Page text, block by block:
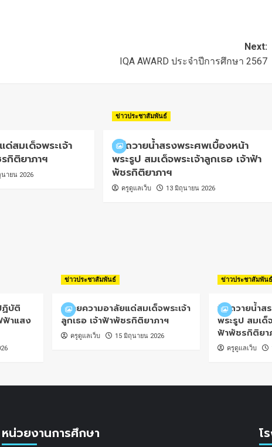
Next:
IQA AWARD ประจำปีการศึกษา 2567
สมเด็จพระเจ้า
กิติยาภาฯ
นายน 2026
ข่าวประชาสัมพันธ์
พิธีถวายน้ำสรงพระศพเบื้องหน้า
พระรูป สมเด็จพระเจ้าลูกเธอ เจ้าฟ้า
พัชรกิติยาภาฯ
ครูดูแลเว็บ 13 มิถุนายน 2026
ฏิบัติ
ฟ้าแสง
ข่าวประชาสัมพันธ์
ถวายความอาลัยแด่สมเด็จพระเจ้า
ลูกเธอ เจ้าฟ้าพัชรกิติยาภาฯ
ครูดูแลเว็บ 15 มิถุนายน 2026
ข่าวประชาสัมพันธ์
พิธีถวายน้ำส
พระรูป สมเด็
ฟ้าพัชรกิติยา
ครูดูแลเว็บ
หน่วยงานการศึกษา โ